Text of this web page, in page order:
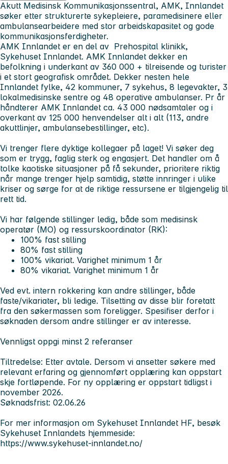
Akutt Medisinsk Kommunikasjonssentral, AMK, Innlandet
søker etter strukturerte sykepleiere, paramedisinere eller
ambulansearbeidere med stor arbeidskapasitet og gode
kommunikasjonsferdigheter.
AMK Innlandet er en del av Prehospital klinikk,
Sykehuset Innlandet. AMK Innlandet dekker en
befolkning i underkant av 360 000 + tilreisende og turister
i et stort geografisk området. Dekker nesten hele
Innlandet fylke, 42 kommuner, 7 sykehus, 8 legevakter, 3
lokalmedisinske sentre og 48 operative ambulanser. Pr år
håndterer AMK Innlandet ca. 43 000 nødsamtaler og i
overkant av 125 000 henvendelser alt i alt (113, andre
akuttlinjer, ambulansebestillinger, etc).
Vi trenger flere dyktige kollegaer på laget! Vi søker deg
som er trygg, faglig sterk og engasjert. Det handler om å
tolke kaotiske situasjoner på få sekunder, prioritere riktig
når mange trenger hjelp samtidig, støtte innringer i ulike
kriser og sørge for at de riktige ressursene er tilgjengelig til
rett tid.
Vi har følgende stillinger ledig, både som medisinsk
operatør (MO) og ressurskoordinator (RK):
100% fast stilling
80% fast stilling
100% vikariat. Varighet minimum 1 år
80% vikariat. Varighet minimum 1 år
Ved evt. intern rokkering kan andre stillinger, både
faste/vikariater, bli ledige. Tilsetting av disse blir foretatt
fra den søkermassen som foreligger. Spesifiser derfor i
søknaden dersom andre stillinger er av interesse.
Vennligst oppgi minst 2 referanser
Tiltredelse: Etter avtale. Dersom vi ansetter søkere med
relevant erfaring og gjennomført opplæring kan oppstart
skje fortløpende. For ny opplæring er oppstart tidligst i
november 2026.
Søknadsfrist: 02.06.26
For mer informasjon om Sykehuset Innlandet HF, besøk
Sykehuset Innlandets hjemmeside:
https://www.sykehuset-innlandet.no/